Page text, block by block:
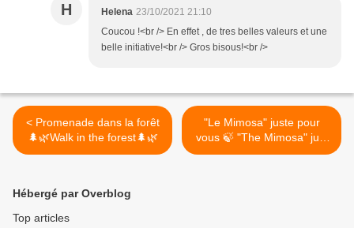
H Helena 23/10/2021 21:10
Coucou !<br /> En effet , de tres belles valeurs et une
belle initiative!<br /> Gros bisous!<br />
< Promenade dans la forêt
🌲🌿Walk in the forest🌲🌿
"Le Mimosa" juste pour
vous 🍃 "The Mimosa" just
for you🍃 >
Hébergé par Overblog
Top articles